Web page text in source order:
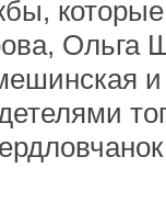
которые
Ольга
и